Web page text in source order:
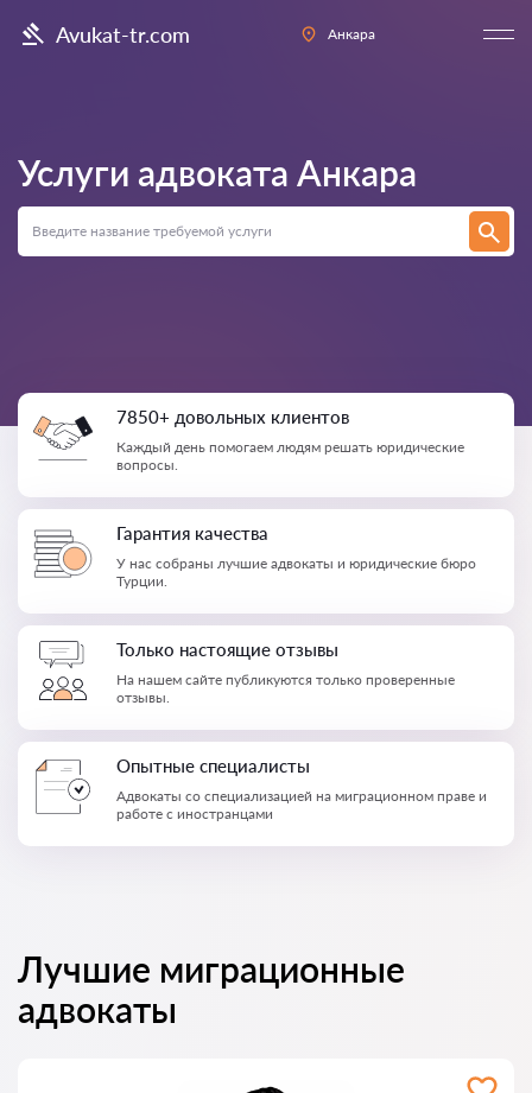
Avukat-tr.com Анкара
Услуги адвоката Анкара
7850+ довольных клиентов
Каждый день помогаем людям решать юридические
вопросы.
Гарантия качества
У нас собраны лучшие адвокаты и юридические бюро
Турции.
Только настоящие отзывы
На нашем сайте публикуются только проверенные
отзывы.
Опытные специалисты
Адвокаты со специализацией на миграционном праве и
работе с иностранцами
Лучшие миграционные
адвокаты